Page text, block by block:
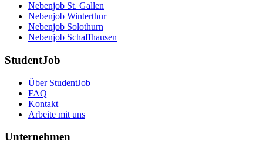
Nebenjob St. Gallen
Nebenjob Winterthur
Nebenjob Solothurn
Nebenjob Schaffhausen
StudentJob
Über StudentJob
FAQ
Kontakt
Arbeite mit uns
Unternehmen